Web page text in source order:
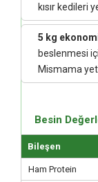
kısır kedileri
5 kg
beslenmesi
Mismama
Besin
Bileşen
Ham Protein